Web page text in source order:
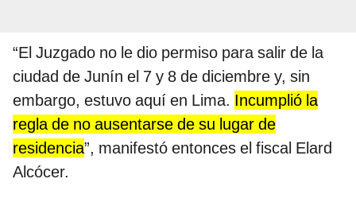
“El Juzgado no le dio permiso para salir de la
ciudad de Junín el 7 y 8 de diciembre y, sin
embargo, estuvo aquí en Lima. Incumplió la
regla de no ausentarse de su lugar de
residencia”, manifestó entonces el fiscal Elard
Alcócer.